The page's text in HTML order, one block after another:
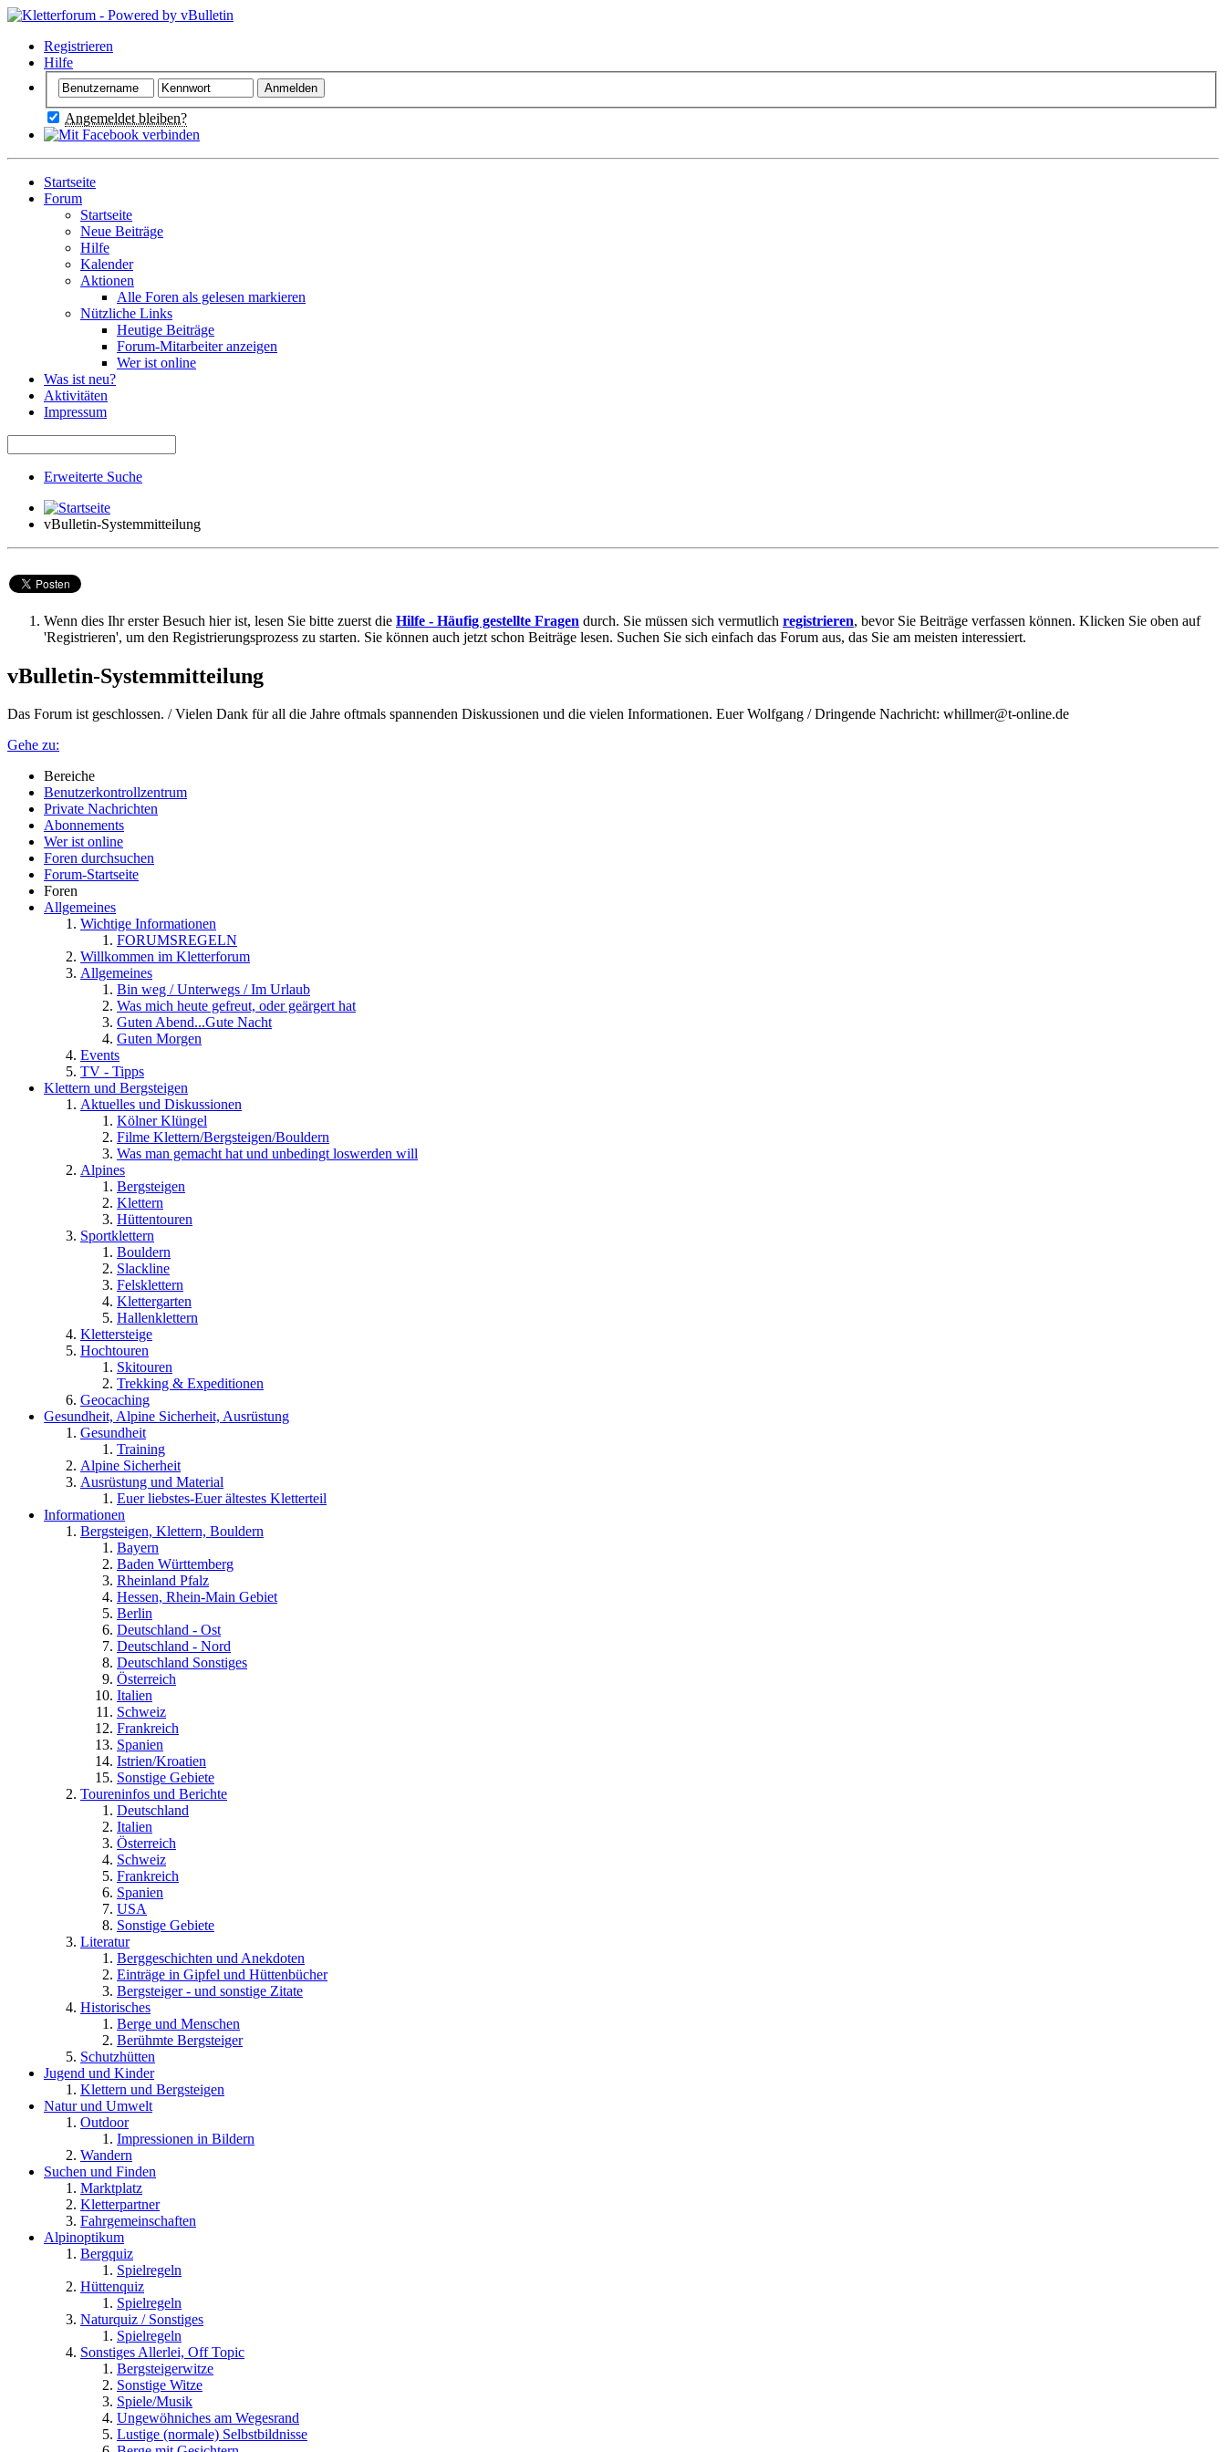
Registrieren
Hilfe
Angemeldet bleiben?
Startseite
Forum
Startseite
Neue Beiträge
Hilfe
Kalender
Aktionen
Alle Foren als gelesen markieren
Nützliche Links
Heutige Beiträge
Forum-Mitarbeiter anzeigen
Wer ist online
Was ist neu?
Aktivitäten
Impressum
Erweiterte Suche
vBulletin-Systemmitteilung
Wenn dies Ihr erster Besuch hier ist, lesen Sie bitte zuerst die Hilfe - Häufig gestellte Fragen durch. Sie müssen sich vermutlich registrieren, bevor Sie Beiträge verfassen können. Klicken Sie oben auf
'Registrieren', um den Registrierungsprozess zu starten. Sie können auch jetzt schon Beiträge lesen. Suchen Sie sich einfach das Forum aus, das Sie am meisten interessiert.
vBulletin-Systemmitteilung
Das Forum ist geschlossen. / Vielen Dank für all die Jahre oftmals spannenden Diskussionen und die vielen Informationen. Euer Wolfgang / Dringende Nachricht: whillmer@t-online.de
Gehe zu:
Bereiche
Benutzerkontrollzentrum
Private Nachrichten
Abonnements
Wer ist online
Foren durchsuchen
Forum-Startseite
Foren
Allgemeines
Wichtige Informationen
FORUMSREGELN
Willkommen im Kletterforum
Allgemeines
Bin weg / Unterwegs / Im Urlaub
Was mich heute gefreut, oder geärgert hat
Guten Abend...Gute Nacht
Guten Morgen
Events
TV - Tipps
Klettern und Bergsteigen
Aktuelles und Diskussionen
Kölner Klüngel
Filme Klettern/Bergsteigen/Bouldern
Was man gemacht hat und unbedingt loswerden will
Alpines
Bergsteigen
Klettern
Hüttentouren
Sportklettern
Bouldern
Slackline
Felsklettern
Klettergarten
Hallenklettern
Klettersteige
Hochtouren
Skitouren
Trekking & Expeditionen
Geocaching
Gesundheit, Alpine Sicherheit, Ausrüstung
Gesundheit
Training
Alpine Sicherheit
Ausrüstung und Material
Euer liebstes-Euer ältestes Kletterteil
Informationen
Bergsteigen, Klettern, Bouldern
Bayern
Baden Württemberg
Rheinland Pfalz
Hessen, Rhein-Main Gebiet
Berlin
Deutschland - Ost
Deutschland - Nord
Deutschland Sonstiges
Österreich
Italien
Schweiz
Frankreich
Spanien
Istrien/Kroatien
Sonstige Gebiete
Toureninfos und Berichte
Deutschland
Italien
Österreich
Schweiz
Frankreich
Spanien
USA
Sonstige Gebiete
Literatur
Berggeschichten und Anekdoten
Einträge in Gipfel und Hüttenbücher
Bergsteiger - und sonstige Zitate
Historisches
Berge und Menschen
Berühmte Bergsteiger
Schutzhütten
Jugend und Kinder
Klettern und Bergsteigen
Natur und Umwelt
Outdoor
Impressionen in Bildern
Wandern
Suchen und Finden
Marktplatz
Kletterpartner
Fahrgemeinschaften
Alpinoptikum
Bergquiz
Spielregeln
Hüttenquiz
Spielregeln
Naturquiz / Sonstiges
Spielregeln
Sonstiges Allerlei, Off Topic
Bergsteigerwitze
Sonstige Witze
Spiele/Musik
Ungewöhniches am Wegesrand
Lustige (normale) Selbstbildnisse